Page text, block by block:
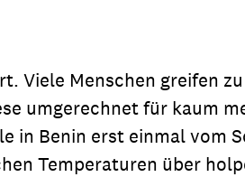
Viele Menschen greifen
umgerechnet für kaum
in Benin erst einmal vom
Temperaturen über